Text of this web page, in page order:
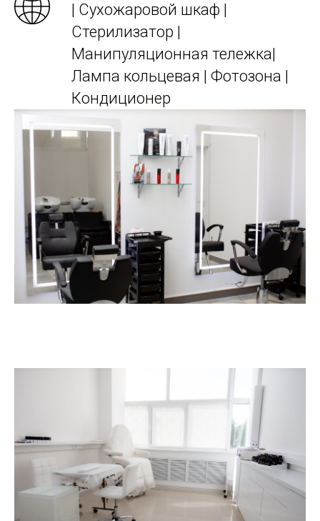
| Cухожаровой шкаф |
Стерилизатор |
Манипуляционная тележка|
Лампа кольцевая | Фотозона |
Кондиционер